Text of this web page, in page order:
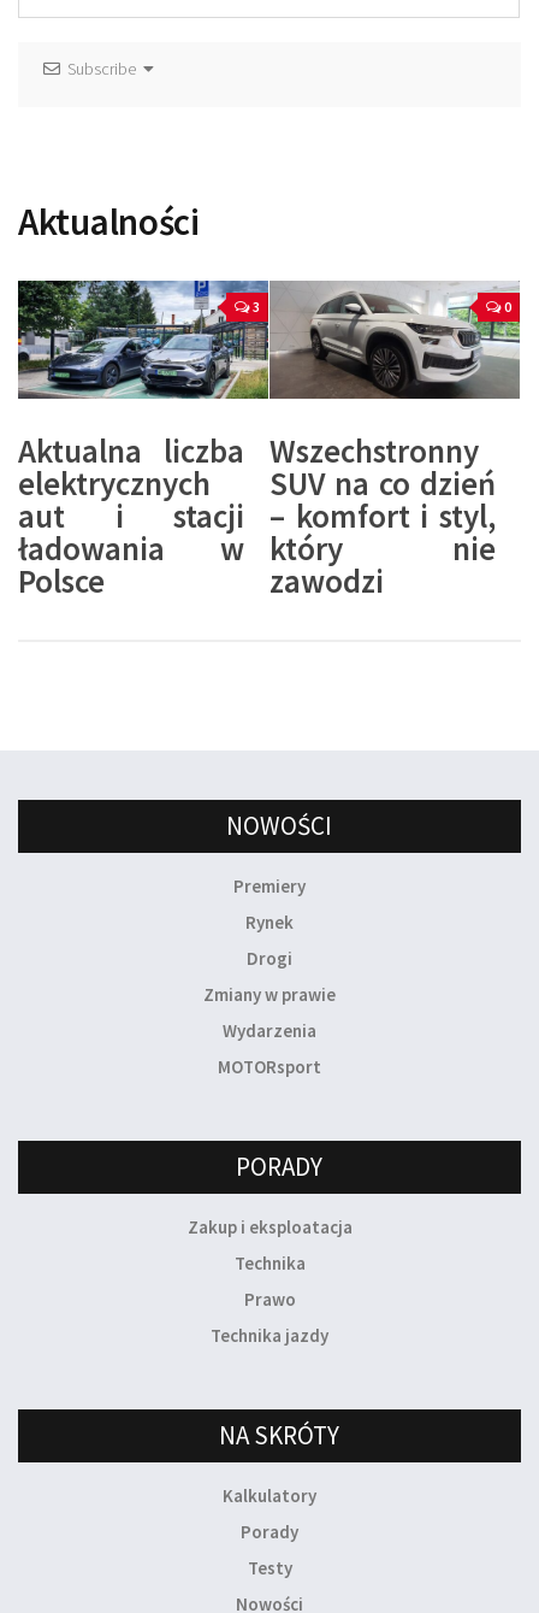
Subscribe
Aktualności
3
Aktualna liczba
elektrycznych
aut i stacji
ładowania w
Polsce
0
Wszechstronny
SUV na co dzień
– komfort i styl,
który nie
zawodzi
NOWOŚCI
Premiery
Rynek
Drogi
Zmiany w prawie
Wydarzenia
MOTORsport
PORADY
Zakup i eksploatacja
Technika
Prawo
Technika jazdy
NA SKRÓTY
Kalkulatory
Porady
Testy
Nowości